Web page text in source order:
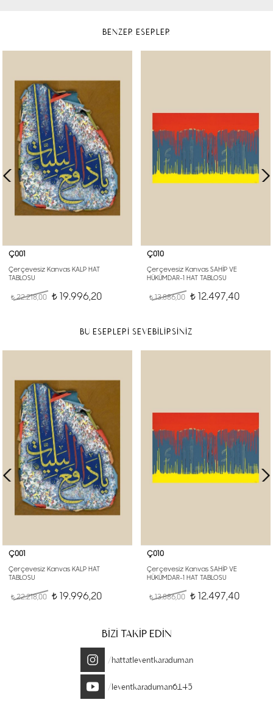
BENZER ESERLER
Ç001
Çerçevesiz Kanvas KALP HAT
TABLOSU
t22.218,00 t 19.996,20
Ç010
Çerçevesiz Kanvas SAHİP VE
HÜKÜMDAR-1 HAT TABLOSU
t13.886,00 t 12.497,40
BU ESERLERİ SEVEBİLİRSİNİZ
Ç001
Çerçevesiz Kanvas KALP HAT
TABLOSU
t22.218,00 t 19.996,20
Ç010
Çerçevesiz Kanvas SAHİP VE
HÜKÜMDAR-1 HAT TABLOSU
t13.886,00 t 12.497,40
BİZİ TAKİP EDİN
/hattatleventkaraduman
/leventkaraduman6145